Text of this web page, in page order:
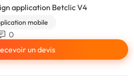
application Betclic V4
mobile
0
un devis